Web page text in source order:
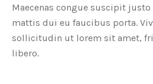
Maecenas congue suscipit
mattis dui eu faucibus porta.
sollicitudin ut lorem sit amet,
libero.